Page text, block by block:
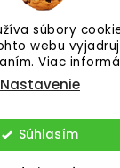
súbory
webu
Viac
Nastavenie
Súhlasím
Doplnkové
Príslušenstvo
iguru.sk. Všetky práva